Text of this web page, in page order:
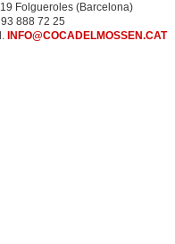
Folgueroles (Barcelona)
888 72 25
INFO@COCADELMOSSEN.CAT